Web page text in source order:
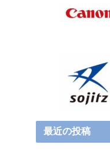
最近の投稿